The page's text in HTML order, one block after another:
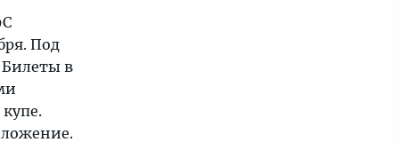
Под
Билеты в